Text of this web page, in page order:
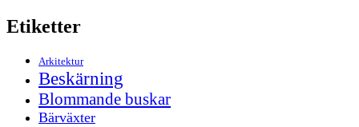
Etiketter
Arkitektur
Beskärning
Blommande buskar
Bärväxter